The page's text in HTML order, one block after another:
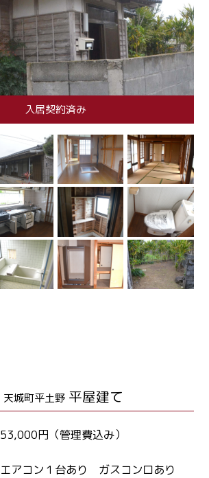
入居契約済み
天城町平土野 平屋建て
53,000円（管理費込み）
エアコン１台あり ガスコンロあり